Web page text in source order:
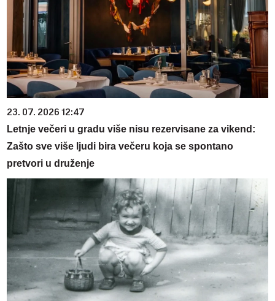
23. 07. 2026 12:47
Letnje večeri u gradu više nisu rezervisane za vikend:
Zašto sve više ljudi bira večeru koja se spontano
pretvori u druženje